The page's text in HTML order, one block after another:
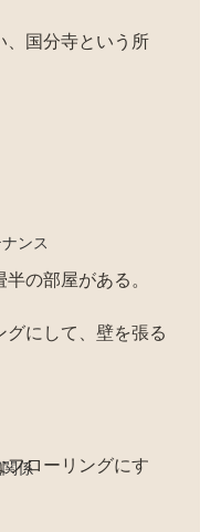
ンス
係
、国分寺という所
の部屋がある。
グにして、壁を張る
フローリングにす